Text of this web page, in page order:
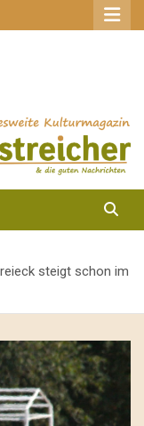
steigt schon im